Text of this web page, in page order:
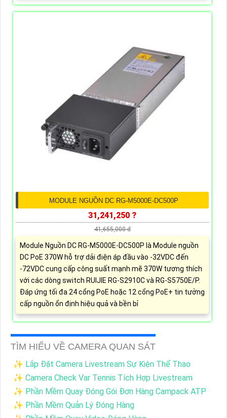
MODULE NGUỒN DC RG-M5000E-DC500P
31,241,250 ?
41,655,000 d
Module Nguồn DC RG-M5000E-DC500P là Module nguồn
DC PoE 370W hỗ trợ dải điện áp đầu vào -32VDC đến
-72VDC cung cấp công suất mạnh mẽ 370W tương thích
với các dòng switch RUIJIE RG-S2910C và RG-S5750E/P.
Đáp ứng tối đa 24 cổng PoE hoặc 12 cổng PoE+ tin tưởng
cấp nguồn ổn định hiệu quả và bền bỉ
TÌM HIỂU VỀ CAMERA QUAN SÁT
✨ Lắp Đặt Camera Livestream Sự Kiện Thể Thao
✨ Camera Check Var Tennis Tích Hợp Livestream
✨ Phần Mềm Quay Đóng Gói Đơn Hàng Campack ATP
✨ Phần Mềm Quản Lý Đóng Hàng